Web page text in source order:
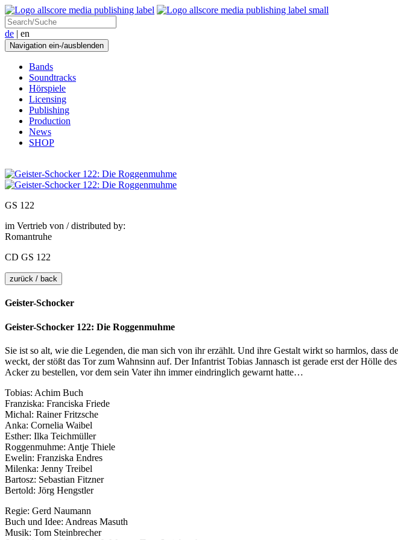
de | en
Navigation ein-/ausblenden
Bands
Soundtracks
Hörspiele
Licensing
Publishing
Production
News
SHOP
GS 122
im Vertrieb von / distributed by:
Romantruhe
CD GS 122
zurück / back
Geister-Schocker
Geister-Schocker 122: Die Roggenmuhme
Sie ist so alt, wie die Legenden, die man sich von ihr erzählt. Und ihre Gestalt wirkt so harmlos, dass
weckt, der stößt das Tor zum Wahnsinn auf. Der Infantrist Tobias Jannasch ist gerade erst der Hölle
Acker zu bestellen, vor dem sein Vater ihn immer eindringlich gewarnt hatte…
Tobias: Achim Buch
Franziska: Franciska Friede
Michal: Rainer Fritzsche
Anka: Cornelia Waibel
Esther: Ilka Teichmüller
Roggenmuhme: Antje Thiele
Ewelin: Franziska Endres
Milenka: Jenny Treibel
Bartosz: Sebastian Fitzner
Bertold: Jörg Hengstler
Regie: Gerd Naumann
Buch und Idee: Andreas Masuth
Musik: Tom Steinbrecher